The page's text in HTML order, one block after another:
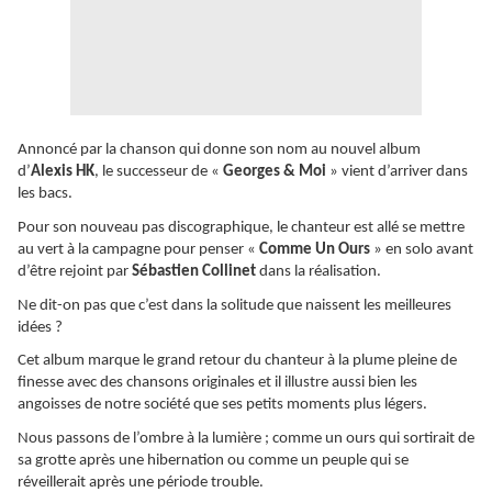
Annoncé par la chanson qui donne son nom au nouvel album
d’Alexis HK, le successeur de « Georges & Moi » vient d’arriver dans
les bacs.
Pour son nouveau pas discographique, le chanteur est allé se mettre
au vert à la campagne pour penser « Comme Un Ours » en solo avant
d’être rejoint par Sébastien Collinet dans la réalisation.
Ne dit-on pas que c’est dans la solitude que naissent les meilleures
idées ?
Cet album marque le grand retour du chanteur à la plume pleine de
finesse avec des chansons originales et il illustre aussi bien les
angoisses de notre société que ses petits moments plus légers.
Nous passons de l’ombre à la lumière ; comme un ours qui sortirait de
sa grotte après une hibernation ou comme un peuple qui se
réveillerait après une période trouble.